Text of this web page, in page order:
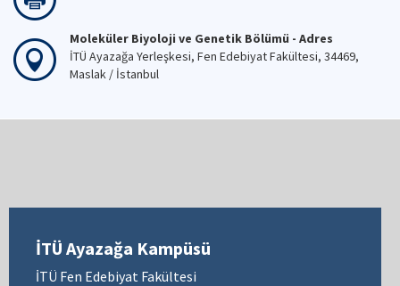
Moleküler Biyoloji ve Genetik Bölümü - Adres
İTÜ Ayazağa Yerleşkesi, Fen Edebiyat Fakültesi, 34469,
Maslak / İstanbul
İTÜ Ayazağa Kampüsü
İTÜ Fen Edebiyat Fakültesi